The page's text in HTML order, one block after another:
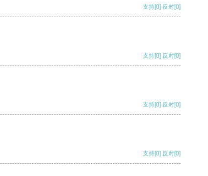
支持[0] 反对[0]
支持[0] 反对[0]
支持[0] 反对[0]
支持[0] 反对[0]